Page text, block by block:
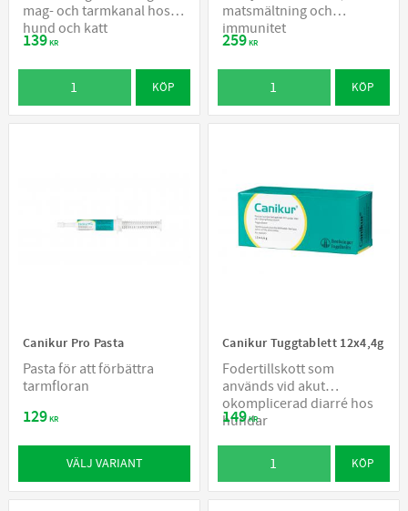
mag- och tarmkanal hos
hund och katt
139KR
KÖP
matsmältning och
immunitet
259KR
KÖP
Canikur Pro Pasta
Pasta för att förbättra
tarmfloran
129KR
VÄLJ VARIANT
Canikur Tuggtablett 12x4,4g
Fodertillskott som
används vid akut
okomplicerad diarré hos
hundar
149KR
KÖP